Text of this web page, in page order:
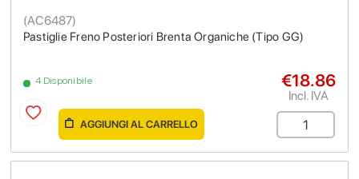
Pastiglie Freno Posteriori Brenta Organiche (Tipo GG)
(AC6487)
4 Disponibile €18.86
Incl. IVA
AGGIUNGI AL CARRELLO